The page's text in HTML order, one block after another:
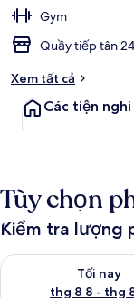
Gym
Quầy tiếp tân
Xem tất cả
Các tiện nghi
Tùy chọn
Kiểm tra lượng
Tối nay
thg 8 8 - thg
Kiểm tra lượng